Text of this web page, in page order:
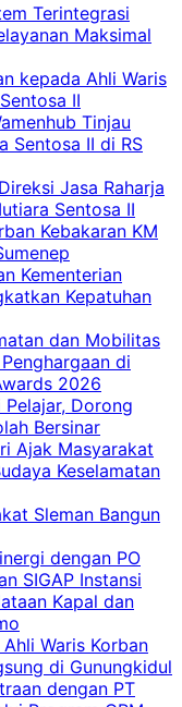
Terintegrasi
Maksimal
kepada Ahli Waris
II
Tinjau
Sentosa II di RS
Jasa Raharja
Sentosa II
Kebakaran KM
Kementerian
Kepatuhan
dan Mobilitas
di
2026
Pelajar, Dorong
Bersinar
Ajak Masyarakat
Keselamatan
Sleman Bangun
dengan PO
SIGAP Instansi
Kapal dan
Waris Korban
di Gunungkidul
dengan PT